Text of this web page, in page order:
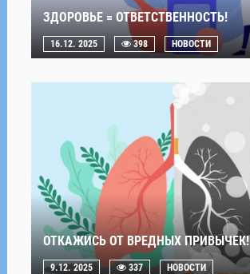
ЗДОРОВЬЕ = ОТВЕТСТВЕННОСТЬ!
16.12. 2025 398 НОВОСТИ
ОТКАЖИСЬ ОТ ВРЕДНЫХ ПРИВЫЧЕК!
9.12. 2025 337 НОВОСТИ